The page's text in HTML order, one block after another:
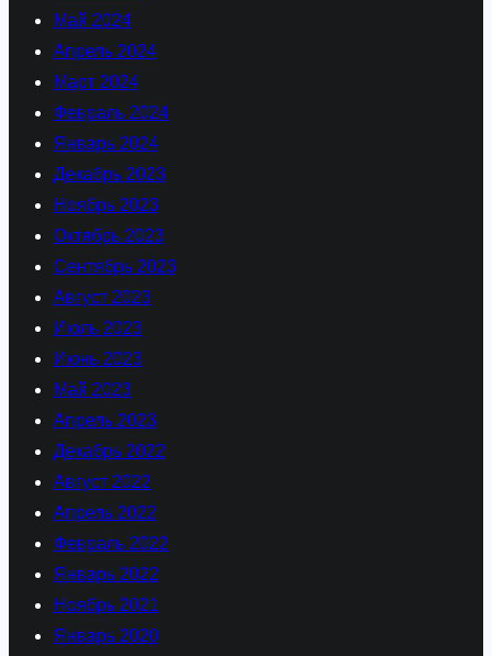
Май 2024
Апрель 2024
Март 2024
Февраль 2024
Январь 2024
Декабрь 2023
Ноябрь 2023
Октябрь 2023
Сентябрь 2023
Август 2023
Июль 2023
Июнь 2023
Май 2023
Апрель 2023
Декабрь 2022
Август 2022
Апрель 2022
Февраль 2022
Январь 2022
Ноябрь 2021
Январь 2020